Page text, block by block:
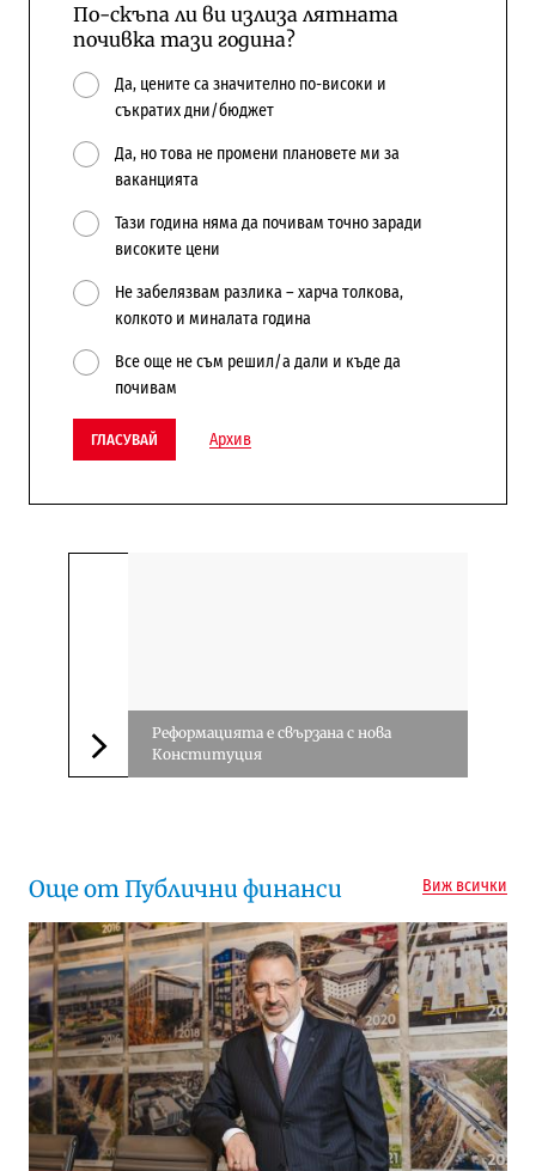
По-скъпа ли ви излиза лятната
почивка тази година?
Да, цените са значително по-високи и
съкратих дни/бюджет
Да, но това не промени плановете ми за
ваканцията
Тази година няма да почивам точно заради
високите цени
Не забелязвам разлика – харча толкова,
колкото и миналата година
Все още не съм решил/а дали и къде да
почивам
ГЛАСУВАЙ Архив
Следваща новина
Реформацията е свързана с нова
Конституция
Още от Публични финанси Виж всички